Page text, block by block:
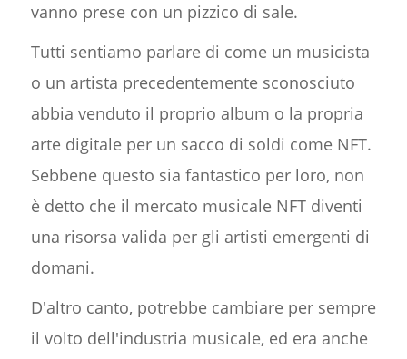
vanno prese con un pizzico di sale.
Tutti sentiamo parlare di come un musicista
o un artista precedentemente sconosciuto
abbia venduto il proprio album o la propria
arte digitale per un sacco di soldi come NFT.
Sebbene questo sia fantastico per loro, non
è detto che il mercato musicale NFT diventi
una risorsa valida per gli artisti emergenti di
domani.
D'altro canto, potrebbe cambiare per sempre
il volto dell'industria musicale, ed era anche